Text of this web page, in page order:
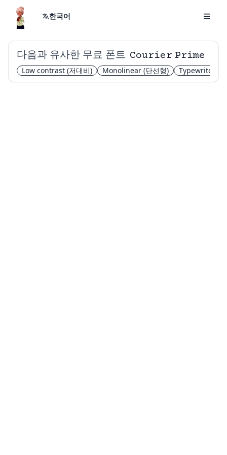
한국어
다음과 유사한 무료 폰트 Courier Prime
Low contrast (저대비) Monolinear (단선형) Typewriter